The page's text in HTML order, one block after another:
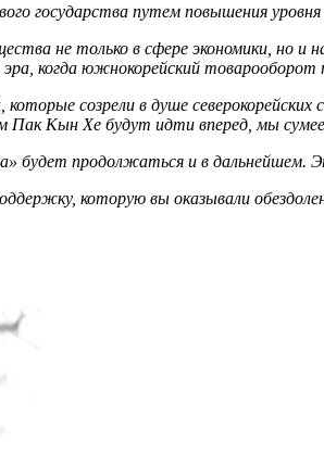
государства путем повышения
не только в сфере экономики, но
когда южнокорейский товарооборот
созрели в душе северокорейских
Пак Кын Хе будут идти вперед, мы
будет продолжаться и в дальнейшем.
которую вы оказывали